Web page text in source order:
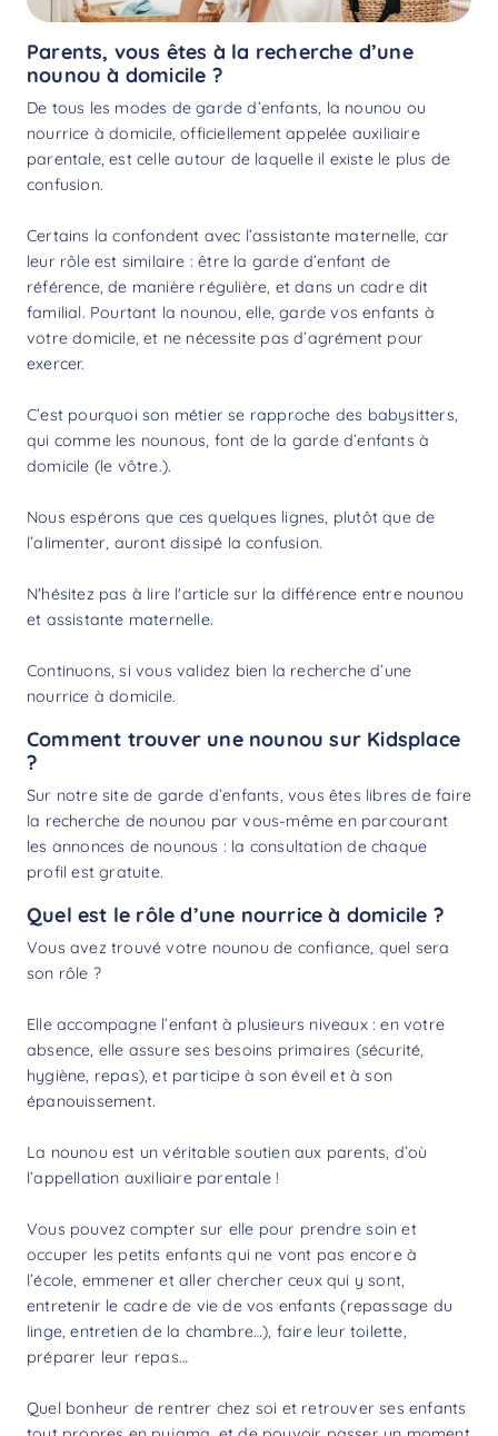
Parents, vous êtes à la recherche d’une
nounou à domicile ?
De tous les modes de garde d’enfants, la nounou ou
nourrice à domicile, officiellement appelée auxiliaire
parentale, est celle autour de laquelle il existe le plus de
confusion.
Certains la confondent avec l’assistante maternelle, car
leur rôle est similaire : être la garde d’enfant de
référence, de manière régulière, et dans un cadre dit
familial. Pourtant la nounou, elle, garde vos enfants à
votre domicile, et ne nécessite pas d’agrément pour
exercer.
C’est pourquoi son métier se rapproche des babysitters,
qui comme les nounous, font de la garde d’enfants à
domicile (le vôtre.).
Nous espérons que ces quelques lignes, plutôt que de
l’alimenter, auront dissipé la confusion.
N'hésitez pas à lire l'article sur la différence entre nounou
et assistante maternelle.
Continuons, si vous validez bien la recherche d’une
nourrice à domicile.
Comment trouver une nounou sur Kidsplace
?
Sur notre site de garde d’enfants, vous êtes libres de faire
la recherche de nounou par vous-même en parcourant
les annonces de nounous : la consultation de chaque
profil est gratuite.
Quel est le rôle d’une nourrice à domicile ?
Vous avez trouvé votre nounou de confiance, quel sera
son rôle ?
Elle accompagne l’enfant à plusieurs niveaux : en votre
absence, elle assure ses besoins primaires (sécurité,
hygiène, repas), et participe à son éveil et à son
épanouissement.
La nounou est un véritable soutien aux parents, d’où
l’appellation auxiliaire parentale !
Vous pouvez compter sur elle pour prendre soin et
occuper les petits enfants qui ne vont pas encore à
l’école, emmener et aller chercher ceux qui y sont,
entretenir le cadre de vie de vos enfants (repassage du
linge, entretien de la chambre…), faire leur toilette,
préparer leur repas…
Quel bonheur de rentrer chez soi et retrouver ses enfants